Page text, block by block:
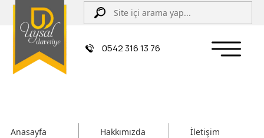
Anasayfa Hakkımızda İletişim
0542 316 13 76